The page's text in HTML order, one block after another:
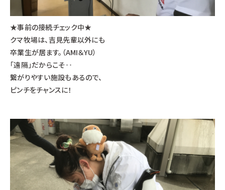
★事前の接続チェック中★
クマ牧場は、吉見先輩以外にも
卒業生が居ます。（AMI＆YU）
「遠隔」だからこそ‥
繋がりやすい施設もあるので、
ピンチをチャンスに！